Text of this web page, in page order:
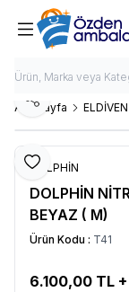
Ana Sayfa
Favoriye Ekle
Paylaş
DOLPHİN
DOLPHİN
BEYAZ ( M)
Ürün Kodu : T41
6.100,00 TL